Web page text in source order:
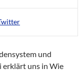
und
erklärt uns in Wie